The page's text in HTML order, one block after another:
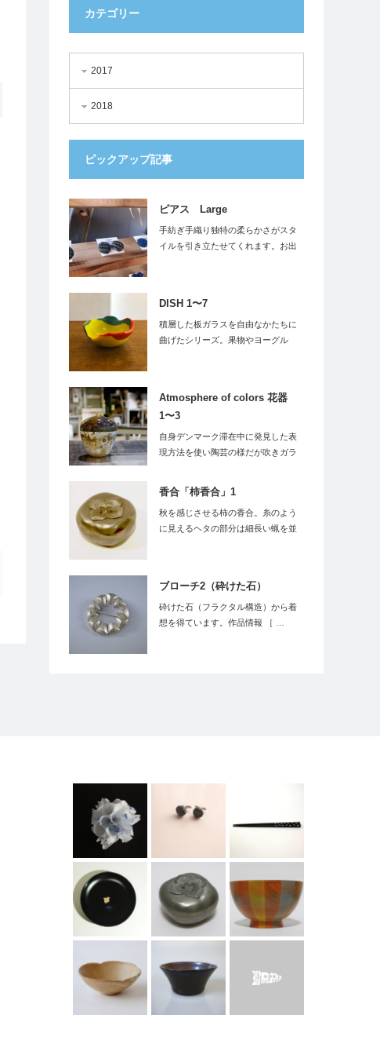
カテゴリー
2017
2018
ピックアップ記事
ピアス Large
手紡ぎ手織り独特の柔らかさがスタ
イルを引き立たせてくれます。お出
DISH 1〜7
積層した板ガラスを自由なかたちに
曲げたシリーズ。果物やヨーグル
Atmosphere of colors 花器
1〜3
自身デンマーク滞在中に発見した表
現方法を使い陶芸の様だが吹きガラ
香合「柿香合」1
秋を感じさせる柿の香合。糸のよう
に見えるヘタの部分は細長い蝋を並
ブローチ2（砕けた石）
砕けた石（フラクタル構造）から着
想を得ています。作品情報 ［ …